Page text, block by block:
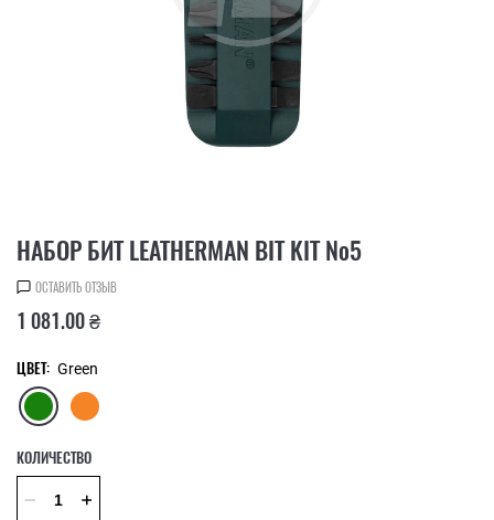
НАБОР БИТ LEATHERMAN BIT KIT №5
ОСТАВИТЬ ОТЗЫВ
1 081.00 ₴
ЦВЕТ: Green
КОЛИЧЕСТВО